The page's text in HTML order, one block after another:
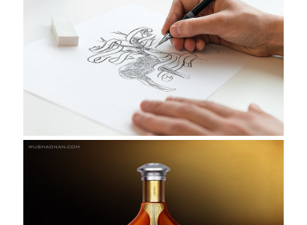
NEWS丨
观点